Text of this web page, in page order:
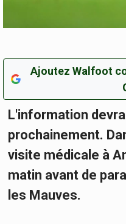
Ajoutez Walfoot
L'information
prochainement.
visite médicale à
matin avant de
les Mauves.